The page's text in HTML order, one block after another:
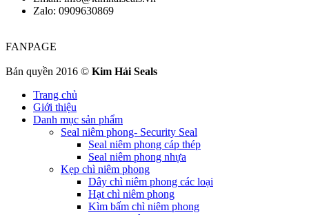
Zalo: 0909630869
FANPAGE
Bản quyền 2016 © Kim Hải Seals
Trang chủ
Giới thiệu
Danh mục sản phẩm
Seal niêm phong- Security Seal
Seal niêm phong cáp thép
Seal niêm phong nhựa
Kẹp chì niêm phong
Dây chì niêm phong các loại
Hạt chì niêm phong
Kìm bấm chì niêm phong